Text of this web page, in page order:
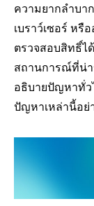
ความยากลำบา
เบราว์เซอร์ หรื
ตรวจสอบสิทธิ์ไ
สถานการณ์ที่น่า
อธิบายปัญหาทั่ว
ปัญหาเหล่านี้อย่